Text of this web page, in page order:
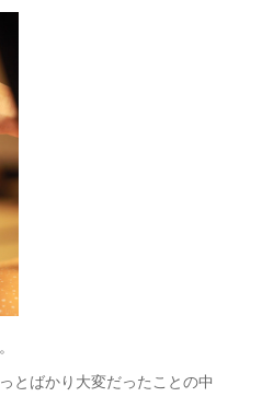
とばかり大変だったことの中